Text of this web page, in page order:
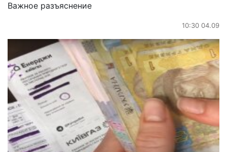
Важное разъяснение
10:30 04.09